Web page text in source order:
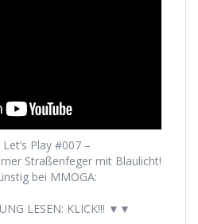
Play #007 –
Straßenfeger mit Blaulicht!
bei MMOGA:
LESEN: KLICK!!! ▼▼